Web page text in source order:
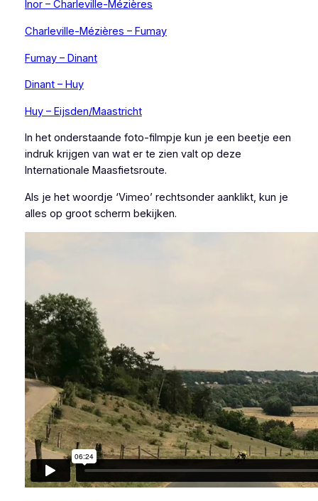
Inor – Charleville-Mézières
Charleville-Mézières – Fumay
Fumay – Dinant
Dinant – Huy
Huy – Eijsden/Maastricht
In het onderstaande foto-filmpje kun je een beetje een
indruk krijgen van wat er te zien valt op deze
Internationale Maasfietsroute.
Als je het woordje ‘Vimeo’ rechtsonder aanklikt, kun je
alles op groot scherm bekijken.